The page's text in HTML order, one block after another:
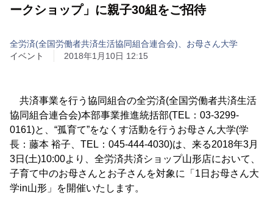
ークショップ」に親子30組をご招待
全労済(全国労働者共済生活協同組合連合会)、お母さん大学
イベント
2018年1月10日 12:15
共済事業を行う協同組合の全労済(全国労働者共済生活
協同組合連合会)本部事業推進統括部(TEL：03-3299-
0161)と、“孤育て”をなくす活動を行うお母さん大学(学
長：藤本 裕子、TEL：045-444-4030)は、来る2018年3月
3日(土)10:00より、全労済共済ショップ山形店において、
子育て中のお母さんとお子さんを対象に「1日お母さん大
学in山形」を開催いたします。